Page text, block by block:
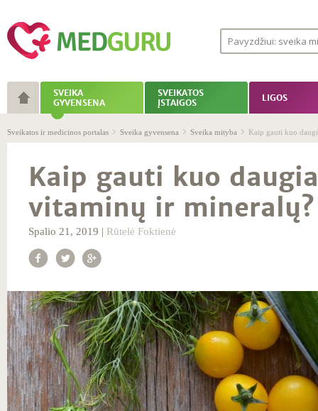
SVEIKA
GYVENSENA
SVEIKATOS
ĮSTAIGOS
LIGOS
Sveikatos ir medicinos portalas Sveika gyvensena Sveika mityba Kaip gauti kuo
Kaip gauti kuo
vitaminų ir
Spalio 21, 2019 | Rūtelė Foktienė